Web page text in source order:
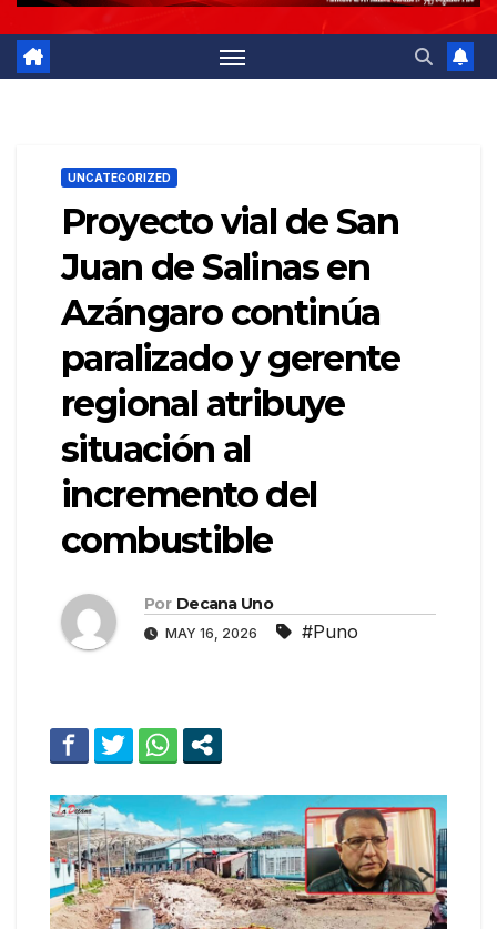
UNCATEGORIZED
Proyecto vial de San
Juan de Salinas en
Azángaro continúa
paralizado y gerente
regional atribuye
situación al
incremento del
combustible
Por Decana Uno
MAY 16, 2026 #Puno